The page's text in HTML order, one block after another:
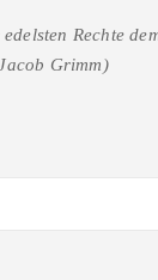
Rechte
Grimm)